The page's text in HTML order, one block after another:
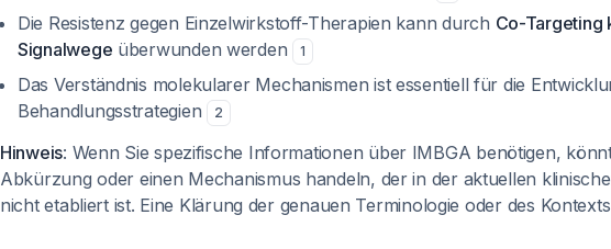
Die Resistenz gegen Einzelwirkstoff-Therapien kann durch Co-Targeting
Signalwege überwunden werden 1
Das Verständnis molekularer Mechanismen ist essentiell für die
Behandlungsstrategien
2
Hinweis: Wenn Sie spezifische Informationen über IMBGA benötigen,
Abkürzung oder einen Mechanismus handeln, der in der aktuellen
nicht etabliert ist. Eine Klärung der genauen Terminologie oder des